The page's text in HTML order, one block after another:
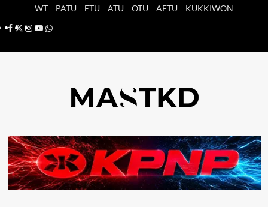
WT PATU ETU ATU OTU AFTU
KUKKIWON
Facebook
X Instagram
YouTube
Whatsapp